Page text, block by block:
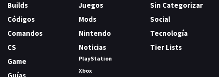
Builds
Códigos
Comandos
CS
Game
Juegos
Mods
Nintendo
Noticias
PlayStation
Xbox
Sin Categorizar
Social
Tecnología
Tier Lists